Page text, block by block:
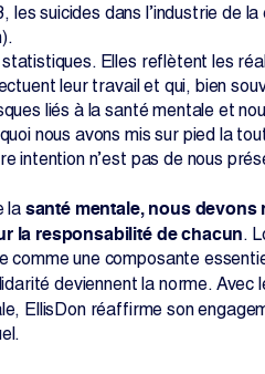
suicides dans l’industrie de
Elles reflètent les
leur travail et qui, bien
liés à la santé mentale et
nous avons mis sur pied la
intention n’est pas de nous
lasanté mentale, nous devons
la responsabilité de chacun.
comme une composante
deviennent la norme. Avec
EllisDon réaffirme son